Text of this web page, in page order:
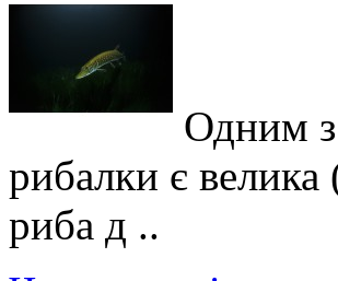
Одним з
рибалки є
риба д ..